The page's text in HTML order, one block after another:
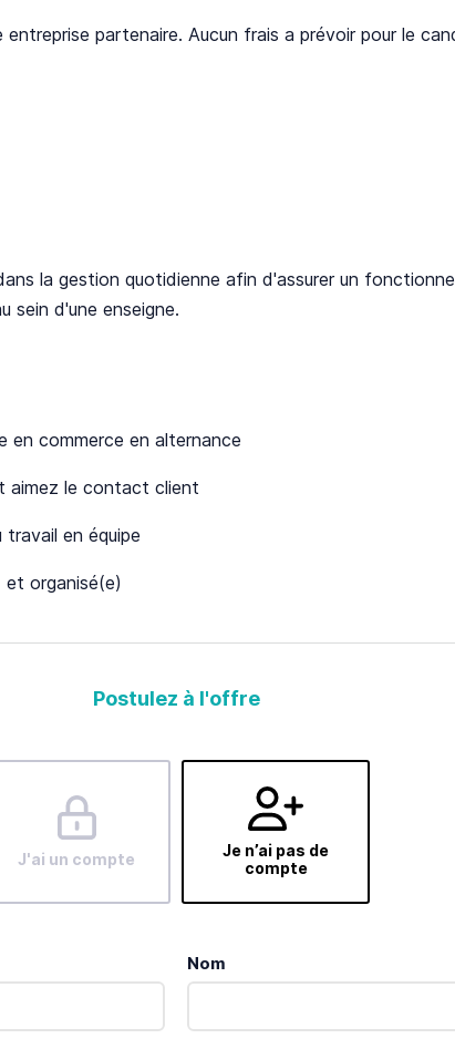
partenaire. Aucun frais a prévoir pour le
la gestion quotidienne afin d'assurer un
sein d'une enseigne.
en commerce en alternance
aimez le contact client
en équipe
et organisé(e)
Postulez à l'offre
J'ai un compte
Je n’ai pas de
compte
Nom